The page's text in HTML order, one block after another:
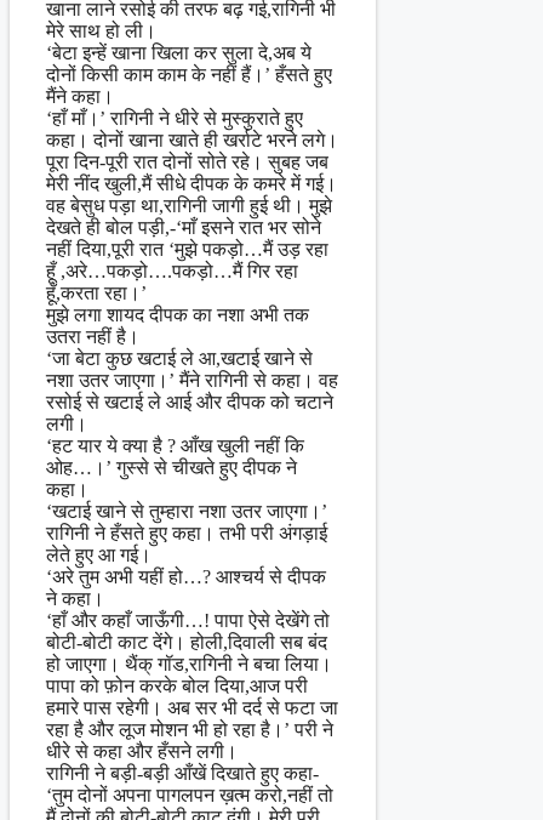
खाना लाने रसोई की तरफ बढ़ गई,रागिनी भी
मेरे साथ हो ली।
‘बेटा इन्हें खाना खिला कर सुला दे,अब ये
दोनों किसी काम काम के नहीं हैं।’ हँसते हुए
मैंने कहा।
‘हाँ माँ।’ रागिनी ने धीरे से मुस्कुराते हुए
कहा। दोनों खाना खाते ही खर्राटे भरने लगे।
पूरा दिन-पूरी रात दोनों सोते रहे। सुबह जब
मेरी नींद खुली,मैं सीधे दीपक के कमरे में गई।
वह बेसुध पड़ा था,रागिनी जागी हुई थी। मुझे
देखते ही बोल पड़ी,-‘माँ इसने रात भर सोने
नहीं दिया,पूरी रात ‘मुझे पकड़ो…मैं उड़ रहा
हूँ ,अरे…पकड़ो….पकड़ो…मैं गिर रहा
हूँ,करता रहा।’
मुझे लगा शायद दीपक का नशा अभी तक
उतरा नहीं है।
‘जा बेटा कुछ खटाई ले आ,खटाई खाने से
नशा उतर जाएगा।’ मैंने रागिनी से कहा। वह
रसोई से खटाई ले आई और दीपक को चटाने
लगी।
‘हट यार ये क्या है ? आँख खुली नहीं कि
ओह…।’ गुस्से से चीखते हुए दीपक ने
कहा।
‘खटाई खाने से तुम्हारा नशा उतर जाएगा।’
रागिनी ने हँसते हुए कहा। तभी परी अंगड़ाई
लेते हुए आ गई।
‘अरे तुम अभी यहीं हो…? आश्चर्य से दीपक
ने कहा।
‘हाँ और कहाँ जाऊँगी…! पापा ऐसे देखेंगे तो
बोटी-बोटी काट देंगे। होली,दिवाली सब बंद
हो जाएगा। थैंक् गॉड,रागिनी ने बचा लिया।
पापा को फ़ोन करके बोल दिया,आज परी
हमारे पास रहेगी। अब सर भी दर्द से फटा जा
रहा है और लूज मोशन भी हो रहा है।’ परी ने
धीरे से कहा और हँसने लगी।
रागिनी ने बड़ी-बड़ी आँखें दिखाते हुए कहा-
‘तुम दोनों अपना पागलपन ख़त्म करो,नहीं तो